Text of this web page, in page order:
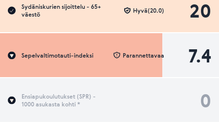
Sydäniskurien sijoittelu - 65+
väestö
20
Hyvä(20.0)
Sepelvaltimotauti-indeksi 7.4
Parannettavaa
Ensiapukoulutukset (SPR) -
1000 asukasta kohti *
0